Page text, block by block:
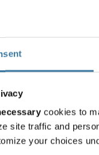
cookies to
site traffic and
your choicesحساب.